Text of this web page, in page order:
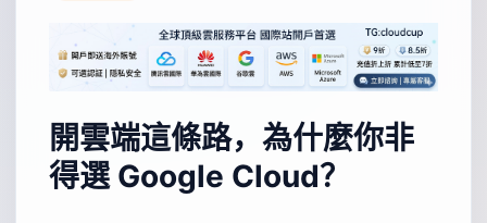
開雲端這條路，為什麼你非
得選 Google Cloud？